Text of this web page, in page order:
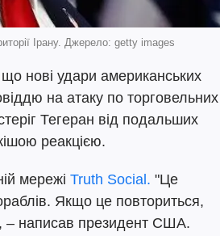
Ірану. Джерело: getty images
нові удари американських
на атаку по торговельних
Тегеран від подальших
реакцією.
мережі Truth Social. "Це
Якщо це повториться,
– написав президент США.